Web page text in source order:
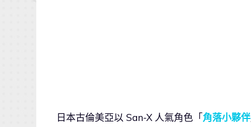
日本古倫美亞以 San-X 人氣角色「角落小夥伴